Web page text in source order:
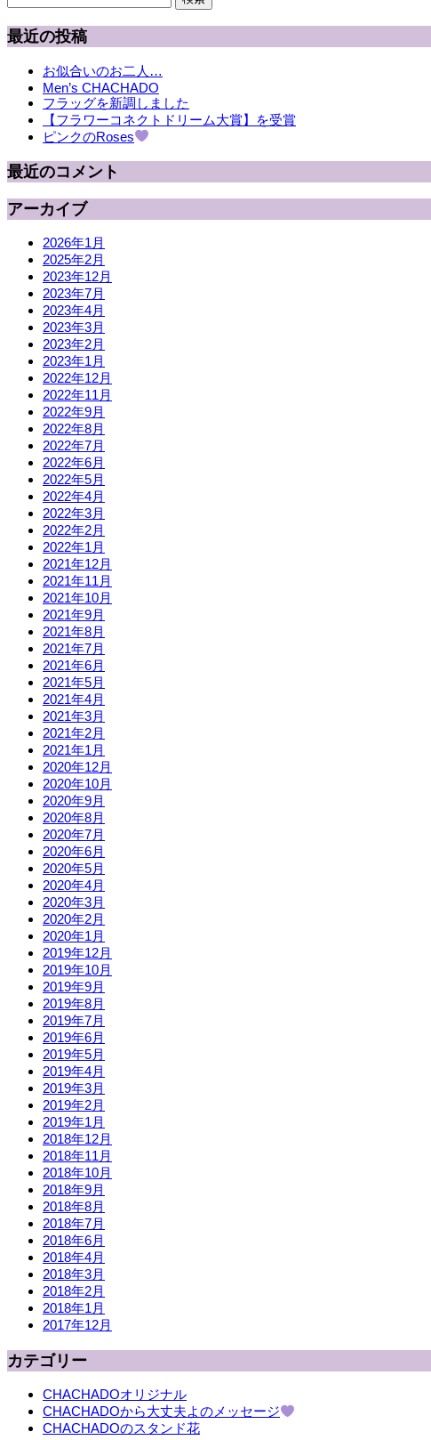
索:
最近の投稿
お似合いのお二人…
Men’s CHACHADO
フラッグを新調しました
【フラワーコネクトドリーム大賞】を受賞
ピンクのRoses
最近のコメント
アーカイブ
2026年1月
2025年2月
2023年12月
2023年7月
2023年4月
2023年3月
2023年2月
2023年1月
2022年12月
2022年11月
2022年9月
2022年8月
2022年7月
2022年6月
2022年5月
2022年4月
2022年3月
2022年2月
2022年1月
2021年12月
2021年11月
2021年10月
2021年9月
2021年8月
2021年7月
2021年6月
2021年5月
2021年4月
2021年3月
2021年2月
2021年1月
2020年12月
2020年10月
2020年9月
2020年8月
2020年7月
2020年6月
2020年5月
2020年4月
2020年3月
2020年2月
2020年1月
2019年12月
2019年10月
2019年9月
2019年8月
2019年7月
2019年6月
2019年5月
2019年4月
2019年3月
2019年2月
2019年1月
2018年12月
2018年11月
2018年10月
2018年9月
2018年8月
2018年7月
2018年6月
2018年4月
2018年3月
2018年2月
2018年1月
2017年12月
カテゴリー
CHACHADOオリジナル
CHACHADOから大丈夫よのメッセージ
CHACHADOのスタンド花